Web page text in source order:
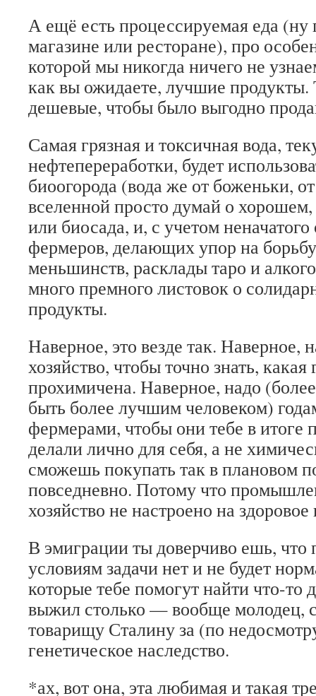
А ещё есть процессируемая еда (ну
магазине или ресторане), про
которой мы никогда ничего не
как вы ожидаете, лучшие продукты.
дешевые, чтобы было выгодно
Самая грязная и токсичная вода,
нефтепереработки, будет
биоогорода (вода же от боженьки,
вселенной просто думай о
или биосада, и, с учетом неначатого
фермеров, делающих упор на
меньшинств, расклады таро и
много премного листовок о
продукты.
Наверное, это везде так. Наверное,
хозяйство, чтобы точно знать, какая
прохимичена. Наверное, надо
быть более лучшим человеком)
фермерами, чтобы они тебе в итоге
делали лично для себя, а не
сможешь покупать так в плановом
повседневно. Потому что
хозяйство не настроено на
В эмиграции ты доверчиво ешь, что
условиям задачи нет и не будет
которые тебе помогут найти что-то
выжил столько — вообще молодец,
товарищу Сталину за (по
генетическое наследство.
*ах, вот она, эта любимая и такая